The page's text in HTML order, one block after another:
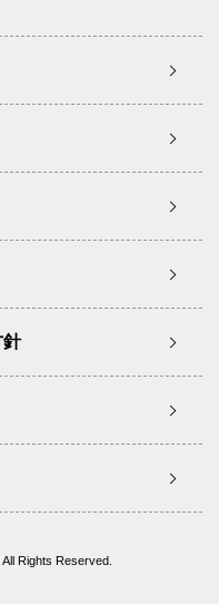
針
Rights Reserved.